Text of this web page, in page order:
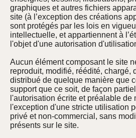
graphiques et autres fichiers
site (à l’exception des créations
sont protégés par les lois en
intellectuelle, et appartiennent à
l'objet d'une autorisation
Aucun élément composant le site
reproduit, modifié, réédité, chargé,
distribué de quelque manière que
support que ce soit, de façon
l'autorisation écrite et préalable de
l'exception d'une stricte utilisation
privé et non-commercial, sans
présents sur le site.